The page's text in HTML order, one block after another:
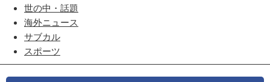
世の中・話題
海外ニュース
サブカル
スポーツ